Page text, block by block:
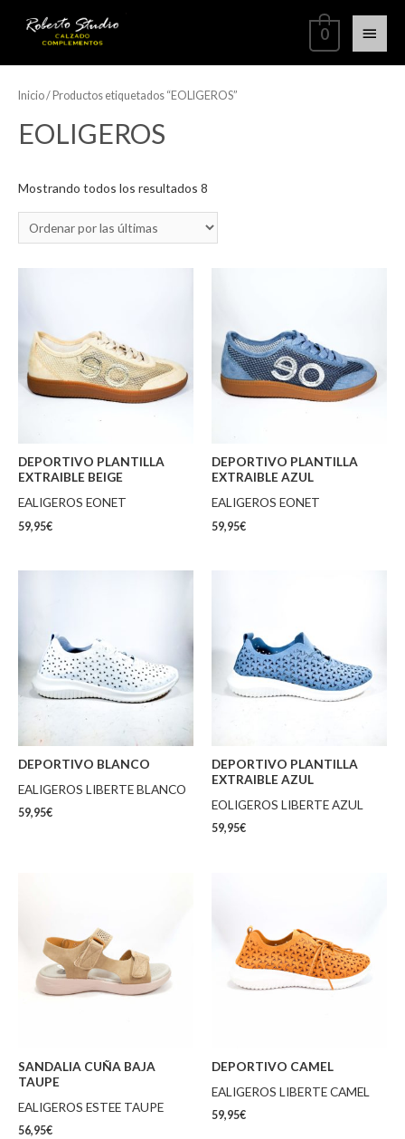
0
Inicio/ Productos etiquetados “EOLIGEROS”
EOLIGEROS
Mostrando todos los resultados 8
DEPORTIVO PLANTILLA
EXTRAIBLE BEIGE
EALIGEROS EONET
59,95€
DEPORTIVO PLANTILLA
EXTRAIBLE AZUL
EALIGEROS EONET
59,95€
DEPORTIVO BLANCO
EALIGEROS LIBERTE BLANCO
59,95€
DEPORTIVO PLANTILLA
EXTRAIBLE AZUL
EOLIGEROS LIBERTE AZUL
59,95€
SANDALIA CUÑA BAJA
TAUPE
EALIGEROS ESTEE TAUPE
56,95€
DEPORTIVO CAMEL
EALIGEROS LIBERTE CAMEL
59,95€